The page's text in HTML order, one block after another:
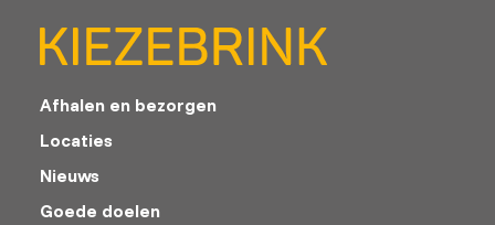
Afhalen en bezorgen
Locaties
Nieuws
Goede doelen